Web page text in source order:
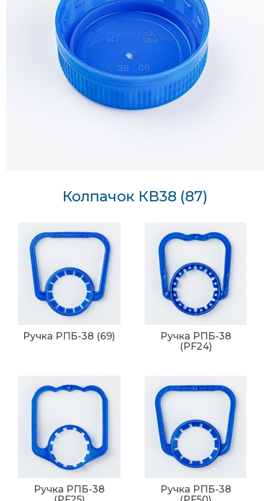
Колпачок КВ38 (87)
Ручка РПБ-38 (69)
Ручка РПБ-38
(PF24)
Ручка РПБ-38
Ручка РПБ-38